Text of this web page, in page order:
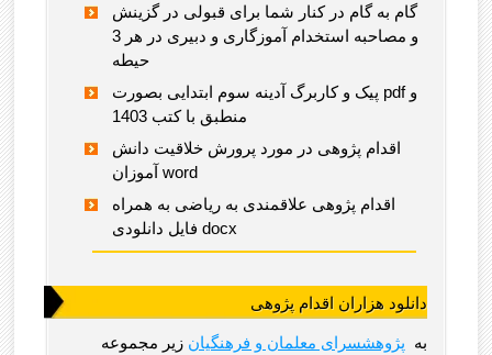
گام به گام در کنار شما برای قبولی در گزینش
و مصاحبه استخدام آموزگاری و دبیری در هر 3
حیطه
پیک و کاربرگ آدینه سوم ابتدایی بصورت pdf و
منطبق با کتب 1403
اقدام پژوهی در مورد پرورش خلاقیت دانش
آموزان word
اقدام پژوهی علاقمندی به ریاضی به همراه
فایل دانلودی docx
دانلود هزاران اقدام پژوهی
به پژوهشسرای معلمان و فرهنگیان زیر مجموعه